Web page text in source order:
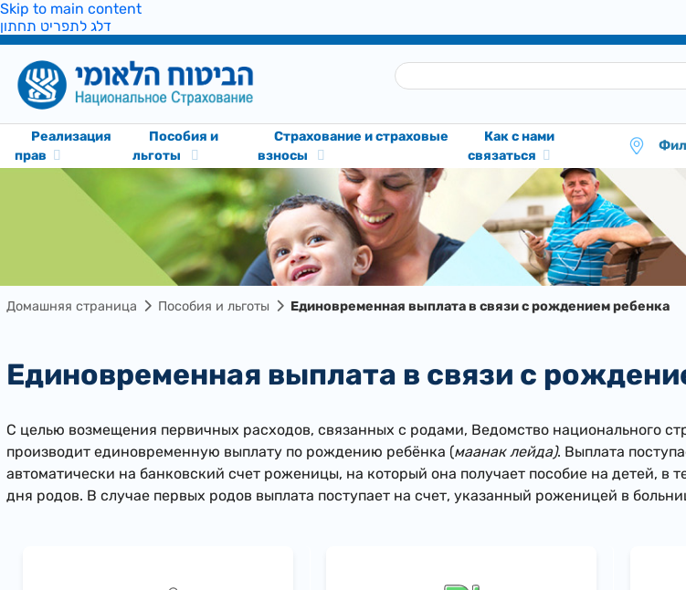
Skip to main content
דלג לתפריט תחתון
Реализация
прав
Пособия и
льготы
Cтрахование и страховые
взносы
Как с нами
связаться
Домашняя страница Пособия и льготы Единовременная выплата в связи с рождением ребенка
Единовременная выплата в связи с
С целью возмещения первичных расходов, связанных с родами, Ведомство национального
производит единовременную выплату по рождению ребёнка (маанак лейда). Выплата
автоматически на банковский счет роженицы, на который она получает пособие на детей, в
дня родов. В случае первых родов выплата поступает на счет, указанный роженицей в